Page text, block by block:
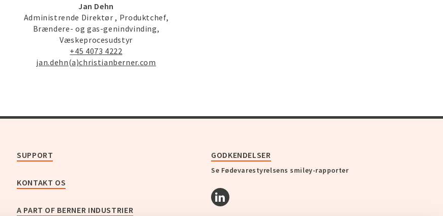
Jan Dehn
Administrende Direktør , Produktchef,
Brændere- og gas-genindvinding,
Væskeprocesudstyr
+45 4073 4222
jan.dehn(a)christianberner.com
SUPPORT
KONTAKT OS
A PART OF BERNER INDUSTRIER
GODKENDELSER
Se Fødevarestyrelsens smiley-rapporter